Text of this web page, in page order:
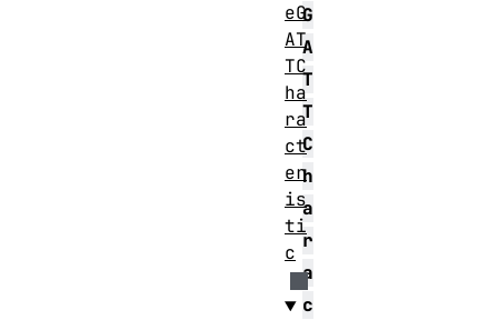
G
A
T
T
C
h
a
r
a
c
eG
AT
TC
ha
ra
ct
er
is
ti
c